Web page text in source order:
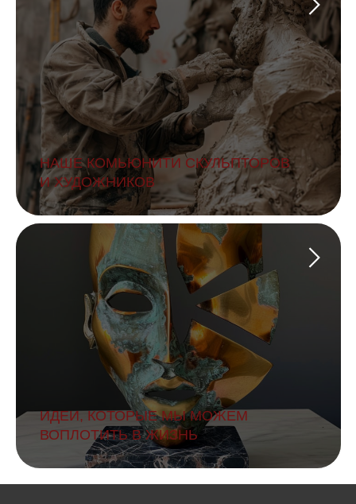
НАШЕ КОМЬЮНИТИ СКУЛЬПТОРОВ
И ХУДОЖНИКОВ
ИДЕИ, КОТОРЫЕ МЫ МОЖЕМ
ВОПЛОТИТЬ В ЖИЗНЬ